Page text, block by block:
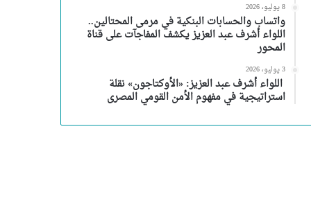
8 يوليو، 2026
واتساب والحسابات البنكية في مرمى المحتالين..
اللواء أشرف عبد العزيز يكشف المفاجآت على قناة
المحور
3 يوليو، 2026
اللواء أشرف عبد العزيز: «الأوكتاجون» نقلة
استراتيجية في مفهوم الأمن القومي المصرى